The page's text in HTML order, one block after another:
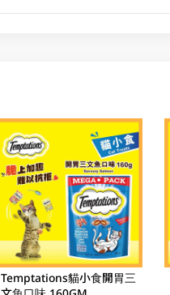
Temptations貓小食開胃三